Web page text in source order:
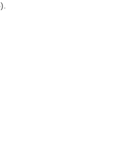
ing. silv.
722